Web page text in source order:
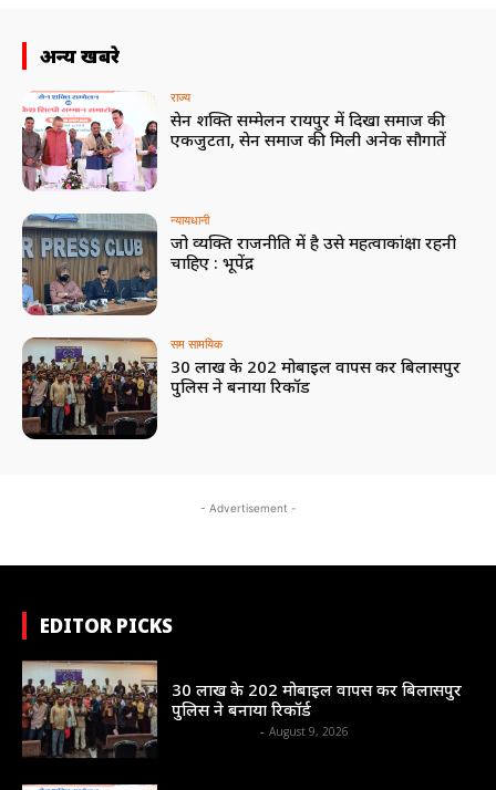
अन्य खबरे
राज्य
सेन शक्ति सम्मेलन रायपुर में दिखा समाज की
एकजुटता, सेन समाज की मिली अनेक सौगातें
न्यायधानी
जो व्यक्ति राजनीति में है उसे महत्वाकांक्षा रहनी
चाहिए : भूपेंद्र
सम सामयिक
30 लाख के 202 मोबाइल वापस कर बिलासपुर
पुलिस ने बनाया रिकॉर्ड
- Advertisement -
EDITOR PICKS
30 लाख के 202 मोबाइल वापस कर बिलासपुर
पुलिस ने बनाया रिकॉर्ड
- August 9, 2026